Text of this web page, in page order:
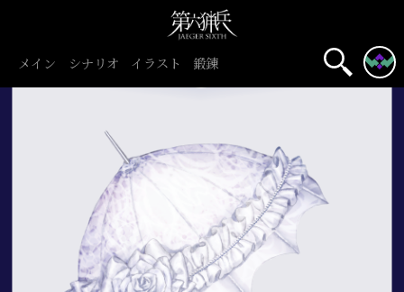
メイン シナリオ イラスト 鍛錬